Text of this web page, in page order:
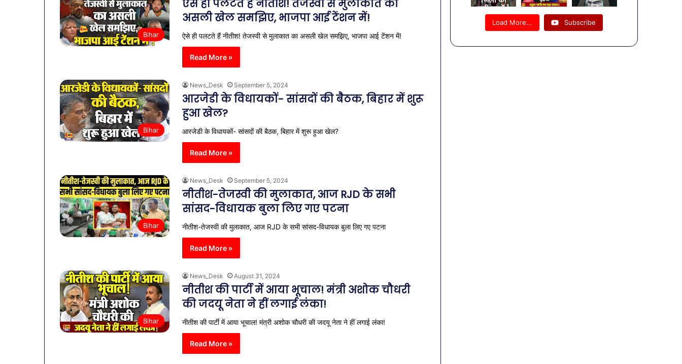
Bihar
ऐसे ही पलटते हैं नीतीश! तेजस्वी से मुलाकात का
असली खेल समझिए, भाजपा आई टेंशन में!
ऐसे ही पलटते हैं नीतीश! तेजस्वी से मुलाकात का असली खेल समझिए, भाजपा आई टेंशन में!
Read More »
Bihar
News_Desk September 5, 2024
आरजेडी के विधायकों- सांसदों की बैठक, बिहार में शुरू
हुआ खेल?
आरजेडी के विधायकों- सांसदों की बैठक, बिहार में शुरू हुआ खेल?
Read More »
Bihar
News_Desk September 5, 2024
नीतीश-तेजस्वी की मुलाकात, आज RJD के सभी
सांसद-विधायक बुला लिए गए पटना
नीतीश-तेजस्वी की मुलाकात, आज RJD के सभी सांसद-विधायक बुला लिए गए पटना
Read More »
Bihar
News_Desk August 31, 2024
नीतीश की पार्टी में आया भूचाल! मंत्री अशोक चौधरी
की जदयू नेता ने हीं लगाई लंका!
नीतीश की पार्टी में आया भूचाल! मंत्री अशोक चौधरी की जदयू नेता ने हीं लगाई लंका!
Read More »
बड़ी खबरें |
08
August
UP News
Load More... Subscribe